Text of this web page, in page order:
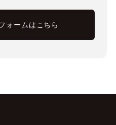
ォームはこちら